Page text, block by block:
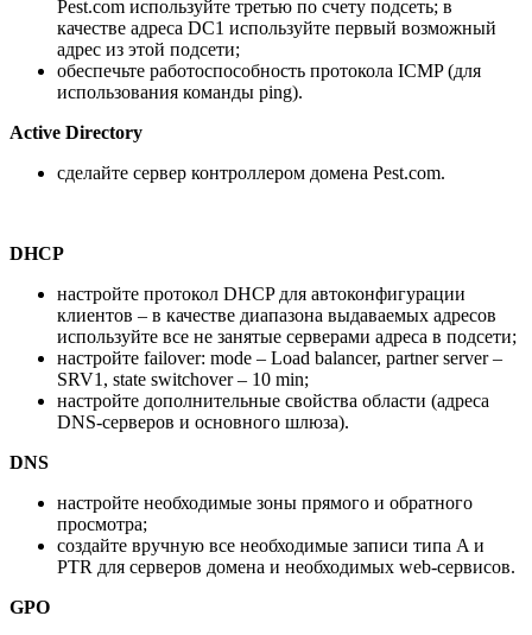
Pest.com используйте третью по счету подсеть; в
качестве адреса DC1 используйте первый возможный
адрес из этой подсети;
обеспечьте работоспособность протокола ICMP (для
использования команды ping).
Active Directory
сделайте сервер контроллером домена Pest.com.
DHCP
настройте протокол DHCP для автоконфигурации
клиентов – в качестве диапазона выдаваемых адресов
используйте все не занятые серверами адреса в подсети;
настройте failover: mode – Load balancer, partner server –
SRV1, state switchover – 10 min;
настройте дополнительные свойства области (адреса
DNS-серверов и основного шлюза).
DNS
настройте необходимые зоны прямого и обратного
просмотра;
создайте вручную все необходимые записи типа A и
PTR для серверов домена и необходимых web-сервисов.
GPO